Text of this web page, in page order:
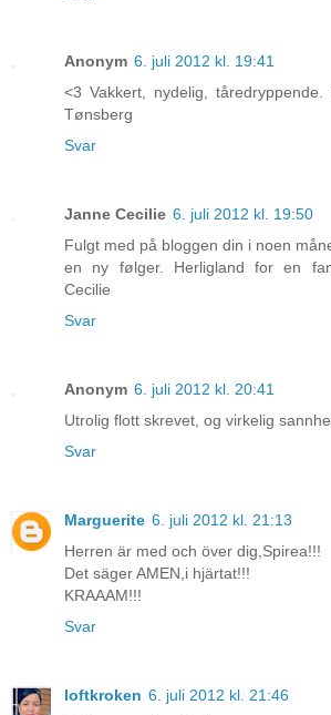
Anonym 6. juli 2012 kl. 19:41
<3 Vakkert, nydelig, tåredryppende.
Tønsberg
Svar
Janne Cecilie 6. juli 2012 kl. 19:50
Fulgt med på bloggen din i noen
en ny følger. Herligland for en
Cecilie
Svar
Anonym 6. juli 2012 kl. 20:41
Utrolig flott skrevet, og virkelig
Svar
Marguerite 6. juli 2012 kl. 21:13
Herren är med och över dig,Spirea!!!
Det säger AMEN,i hjärtat!!!
KRAAAM!!!
Svar
loftkroken 6. juli 2012 kl. 21:46